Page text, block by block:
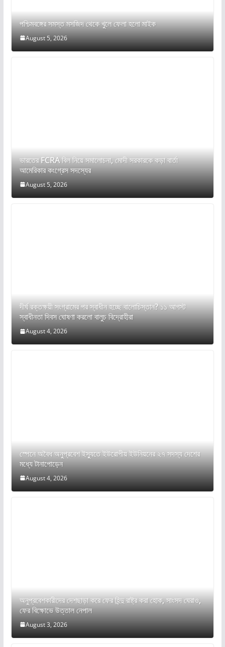
পশ্চিমবঙ্গের সমস্ত মসজিদ থেকে খুলে ফেলা হলো মাইক
August 5, 2026
ভারতের FCRA বিল নিয়ে সমালোচনা, মোদী সরকারকে কড়া বার্তা
আমেরিকার কংগ্রেস সদস্যের
August 5, 2026
দীর্ঘ রক্তক্ষয়ী সংগ্রামের পর স্বাধীন হচ্ছে বালোচিস্তান? ১১ আগস্ট
স্বাধীনতা দিবস ঘোষণা করলো বালুচ বিদ্রোহীরা
August 4, 2026
স্পেনে অবৈধ অনুপ্রবেশ ইস্যুতে ইউরোপীয় ইউনিয়নের ২৭ সদস্য দেশের
মধ্যে টানাপোড়েন
August 4, 2026
অনুপ্রবেশকারীদের দেশছাড়া করে ফের হিন্দু রাষ্ট্র করা হোক, সাংসদ ঘেরাও,
ফের বিক্ষোভে উত্তাল নেপাল
August 3, 2026